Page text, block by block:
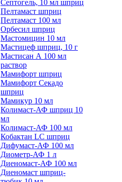
Септогель, 10 мл шприц
Пелтамаст шприц
Пелтамаст 100 мл
Орбесил шприц
Мастомицин 10 мл
Мастицеф шприц, 10 г
Мастисан А 100 мл
раствор
Мамифорт шприц
Мамифорт Секадо
шприц
Мамикур 10 мл
Колимаст-АФ шприц 10
мл
Колимаст-АФ 100 мл
Кобактан LC шприц
Дифумаст-АФ 100 мл
Диометр-АФ 1 л
Диеномаст-АФ 100 мл
Диеномаст шприц-